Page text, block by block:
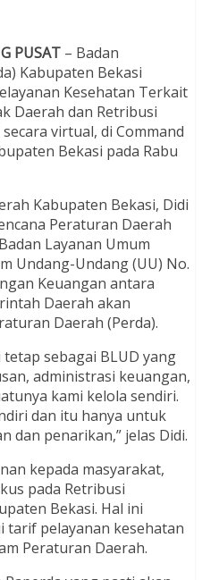
PUSAT – Badan
Kabupaten Bekasi
Kesehatan Terkait
Daerah dan Retribusi
virtual, di Command
Bekasi pada Rabu
Kabupaten Bekasi, Didi
Peraturan Daerah
Layanan Umum
Undang-Undang (UU) No.
Keuangan antara
Daerah akan
Daerah (Perda).
sebagai BLUD yang
administrasi keuangan,
kami kelola sendiri.
dan itu hanya untuk
dan penarikan,” jelas Didi.
kepada masyarakat,
pada Retribusi
Bekasi. Hal ini
pelayanan kesehatan
Peraturan Daerah.